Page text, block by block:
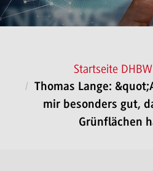
Startseite
Thomas Lange:
mir besonders gut,
Grünflächen